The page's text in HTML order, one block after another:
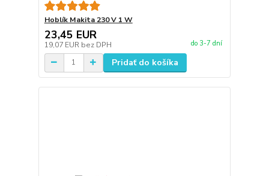
Hoblík Makita 230 V 1 W
23,45 EUR
19,07 EUR bez DPH do 3-7 dní
Pridať do košíka